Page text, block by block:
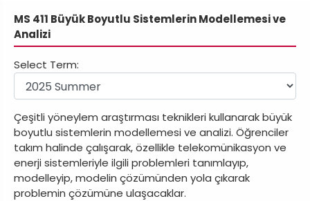
MS 411 Büyük Boyutlu Sistemlerin Modellemesi ve
Analizi
Select Term:
Çeşitli yöneylem araştırması teknikleri kullanarak büyük
boyutlu sistemlerin modellemesi ve analizi. Öğrenciler
takım halinde çalışarak, özellikle telekomünikasyon ve
enerji sistemleriyle ilgili problemleri tanımlayıp,
modelleyip, modelin çözümünden yola çıkarak
problemin çözümüne ulaşacaklar.